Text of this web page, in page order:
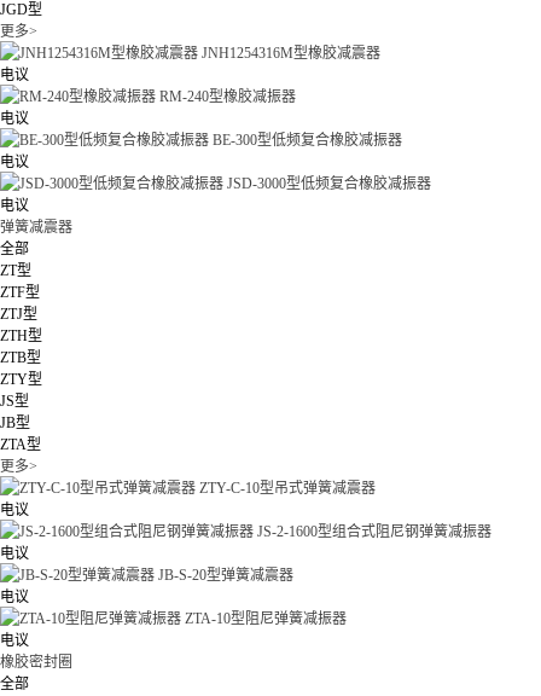
JGD型
更多>
JNH1254316M型橡胶减震器
电议
RM-240型橡胶减振器
电议
BE-300型低频复合橡胶减振器
电议
JSD-3000型低频复合橡胶减振器
电议
弹簧减震器
全部
ZT型
ZTF型
ZTJ型
ZTH型
ZTB型
ZTY型
JS型
JB型
ZTA型
更多>
ZTY-C-10型吊式弹簧减震器
电议
JS-2-1600型组合式阻尼钢弹簧减振器
电议
JB-S-20型弹簧减震器
电议
ZTA-10型阻尼弹簧减振器
电议
橡胶密封圈
全部